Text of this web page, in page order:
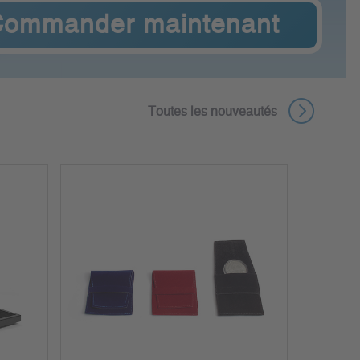
maintenant
Toutes les nouveautés